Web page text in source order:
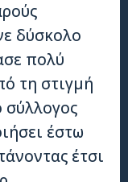
δύσκολο
πολύ
τη στιγμή
έστω
έτσι